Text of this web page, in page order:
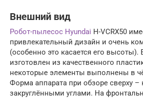
Внешний вид
Робот-пылесос Hyundai H-VCRХ50
привлекательный дизайн и очень
(особенно это касается его высоты).
изготовлен из качественного
некоторые элементы выполнены в
Форма аппарата при обзоре сверху –
закруглёнными углами. На